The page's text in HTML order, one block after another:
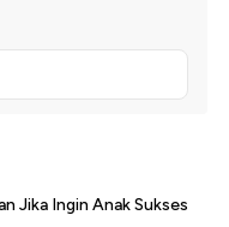
Jika Ingin Anak Sukses